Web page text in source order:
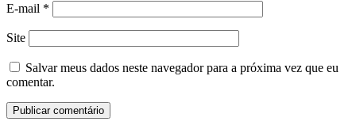
E-mail *
Site
Salvar meus dados neste navegador para a próxima vez que eu
comentar.